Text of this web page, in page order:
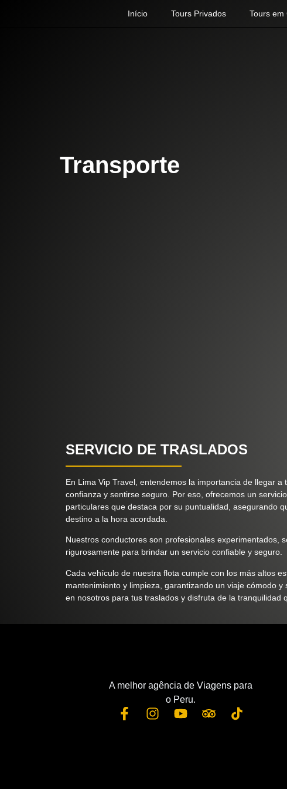
Início Tours Privados Tours em
Transporte
SERVICIO DE TRASLADOS
En Lima Vip Travel, entendemos la importancia de llegar a
confianza y sentirse seguro. Por eso, ofrecemos un
particulares que destaca por su puntualidad, asegurando
destino a la hora acordada.
Nuestros conductores son profesionales experimentados,
rigurosamente para brindar un servicio confiable y seguro.
Cada vehículo de nuestra flota cumple con los más altos
mantenimiento y limpieza, garantizando un viaje cómodo y
en nosotros para tus traslados y disfruta de la tranquilidad
A melhor agência de Viagens para
o Peru.